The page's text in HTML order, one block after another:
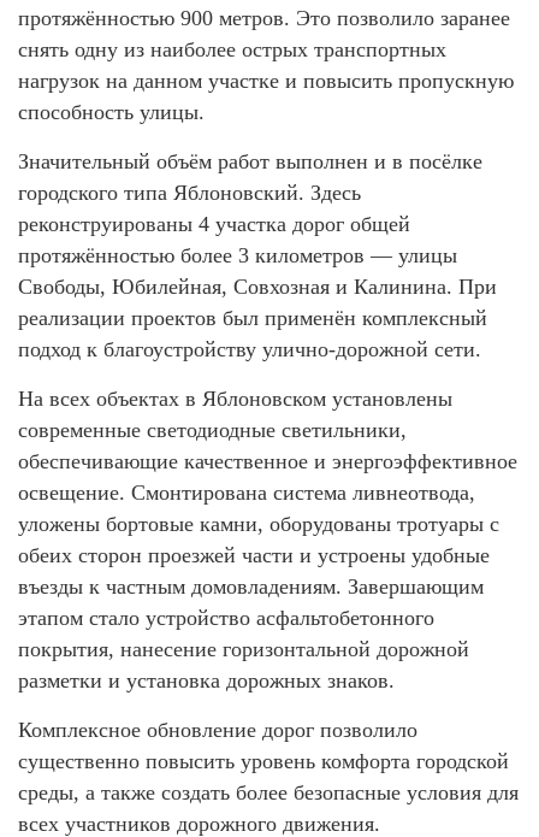
протяжённостью 900 метров. Это позволило заранее
снять одну из наиболее острых транспортных
нагрузок на данном участке и повысить пропускную
способность улицы.
Значительный объём работ выполнен и в посёлке
городского типа Яблоновский. Здесь
реконструированы 4 участка дорог общей
протяжённостью более 3 километров — улицы
Свободы, Юбилейная, Совхозная и Калинина. При
реализации проектов был применён комплексный
подход к благоустройству улично-дорожной сети.
На всех объектах в Яблоновском установлены
современные светодиодные светильники,
обеспечивающие качественное и энергоэффективное
освещение. Смонтирована система ливнеотвода,
уложены бортовые камни, оборудованы тротуары с
обеих сторон проезжей части и устроены удобные
въезды к частным домовладениям. Завершающим
этапом стало устройство асфальтобетонного
покрытия, нанесение горизонтальной дорожной
разметки и установка дорожных знаков.
Комплексное обновление дорог позволило
существенно повысить уровень комфорта городской
среды, а также создать более безопасные условия для
всех участников дорожного движения.